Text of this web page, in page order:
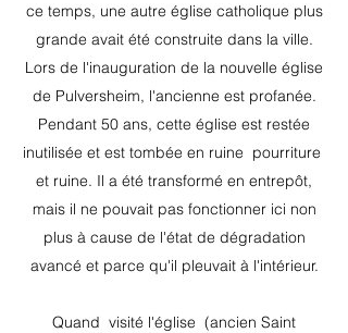
ce temps, une autre église catholique plus
grande avait été construite dans la ville.
Lors de l'inauguration de la nouvelle église
de Pulversheim, l'ancienne est profanée.
Pendant 50 ans, cette église est restée
inutilisée et est tombée en ruine pourriture
et ruine. Il a été transformé en entrepôt,
mais il ne pouvait pas fonctionner ici non
plus à cause de l'état de dégradation
avancé et parce qu'il pleuvait à l'intérieur.
Quand visité l'église (ancien Saint